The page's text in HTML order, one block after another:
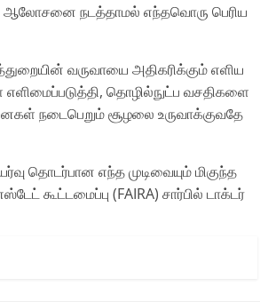
ஆலோசனை நடத்தாமல் எந்தவொரு பெரிய
வருவாயை அதிகரிக்கும் எளிய
எளிமைப்படுத்தி, தொழில்நுட்ப வசதிகளை
நடைபெறும் சூழலை உருவாக்குவதே
தொடர்பான எந்த முடிவையும் மிகுந்த
கூட்டமைப்பு (FAIRA) சார்பில் டாக்டர்